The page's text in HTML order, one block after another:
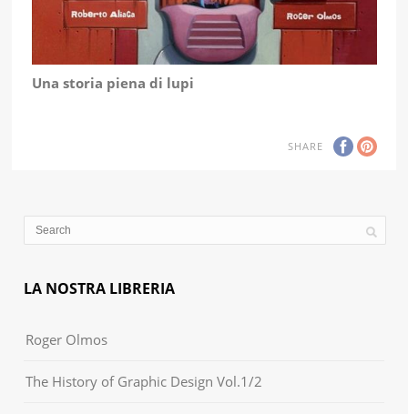
Una storia piena di lupi
SHARE
LA NOSTRA LIBRERIA
Roger Olmos
The History of Graphic Design Vol.1/2